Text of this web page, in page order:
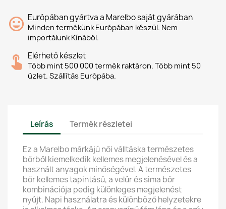
Európában gyártva a Marelbo saját gyárában
Minden termékünk Európában készül. Nem
importálunk Kínából.
Elérhető készlet
Több mint 500 000 termék raktáron. Több mint 50
üzlet. Szállítás Európába.
Leírás Termék részletei
Ez a Marelbo márkájú női válltáska természetes
bőrből kiemelkedik kellemes megjelenésével és a
használt anyagok minőségével. A természetes
bőr kellemes tapintású, a velúr és sima bőr
kombinációja pedig különleges megjelenést
nyújt. Napi használatra és különböző helyzetekre